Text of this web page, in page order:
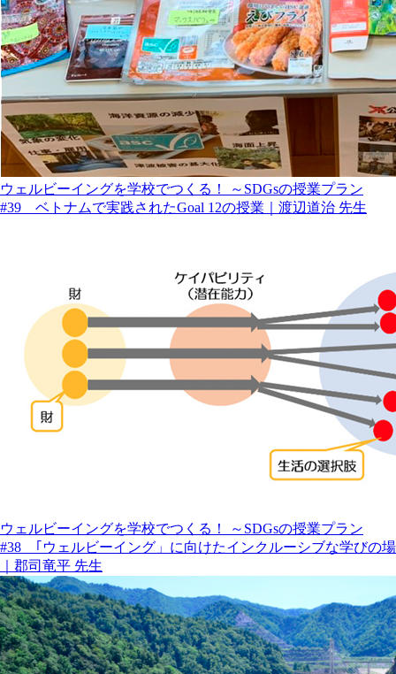
ウェルビーイングを学校でつくる！ ～SDGsの授業プラン
#39 ベトナムで実践されたGoal 12の授業｜渡辺道治 先生
ウェルビーイングを学校でつくる！ ～SDGsの授業プラン
#38 ｢ウェルビーイング」に向けたインクルーシブな学びの場
｜郡司竜平 先生